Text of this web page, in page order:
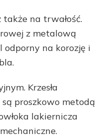
na trwałość.
z metalową
odporny na korozję i
Krzesła
proszkowo metodą
lakiernicza